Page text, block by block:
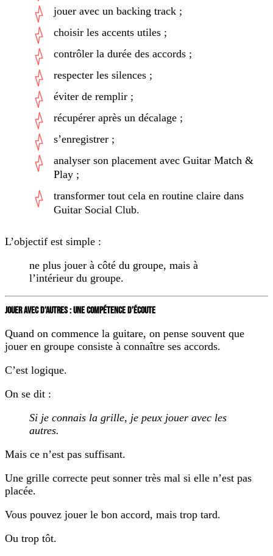
jouer avec un backing track ;
choisir les accents utiles ;
contrôler la durée des accords ;
respecter les silences ;
éviter de remplir ;
récupérer après un décalage ;
s’enregistrer ;
analyser son placement avec Guitar Match &
Play ;
transformer tout cela en routine claire dans
Guitar Social Club.
L’objectif est simple :
ne plus jouer à côté du groupe, mais à
l’intérieur du groupe.
JOUER AVEC D’AUTRES : UNE COMPÉTENCE D’ÉCOUTE
Quand on commence la guitare, on pense souvent que
jouer en groupe consiste à connaître ses accords.
C’est logique.
On se dit :
Si je connais la grille, je peux jouer avec les
autres.
Mais ce n’est pas suffisant.
Une grille correcte peut sonner très mal si elle n’est pas
placée.
Vous pouvez jouer le bon accord, mais trop tard.
Ou trop tôt.